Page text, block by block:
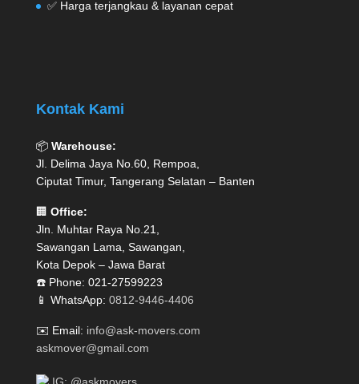
✅ Harga terjangkau & layanan cepat
Kontak Kami
📦 Warehouse:
Jl. Delima Jaya No.60, Rempoa,
Ciputat Timur, Tangerang Selatan – Banten
🏢 Office:
Jln. Muhtar Raya No.21,
Sawangan Lama, Sawangan,
Kota Depok – Jawa Barat
☎️ Phone: 021-27599223
📱 WhatsApp: 0812-9446-4406
✉️ Email: info@ask-movers.com
askmover@gmail.com